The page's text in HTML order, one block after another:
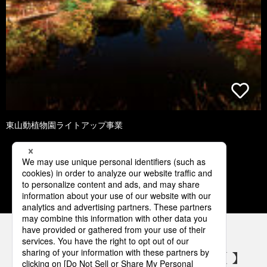
東山動植物園ライトアップ事業
1 2 3 4 5
パナソニックの電気設備 SNSアカウント